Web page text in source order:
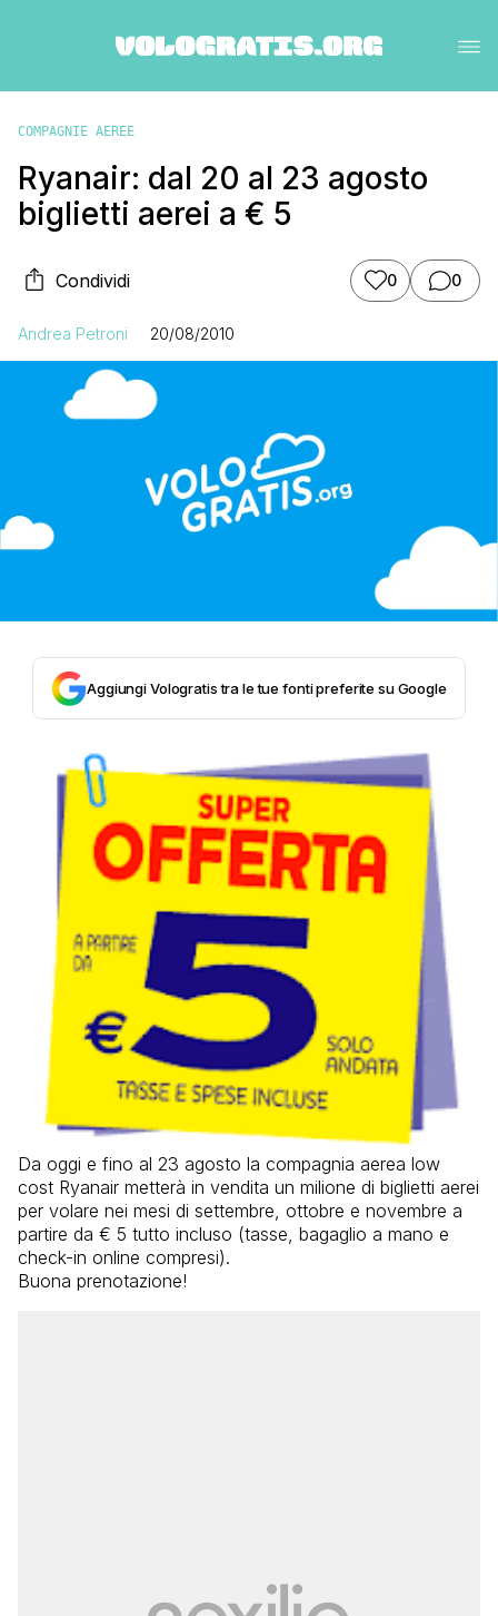
COMPAGNIE AEREE
Ryanair: dal 20 al 23 agosto
biglietti aerei a € 5
Condividi 0 0
Andrea Petroni 20/08/2010
Aggiungi Vologratis tra le tue fonti preferite su Google
Da oggi e fino al 23 agosto la compagnia aerea low
cost Ryanair metterà in vendita un milione di biglietti aerei
per volare nei mesi di settembre, ottobre e novembre a
partire da € 5 tutto incluso (tasse, bagaglio a mano e
check-in online compresi).
Buona prenotazione!